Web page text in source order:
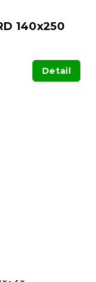
140x250
Detail